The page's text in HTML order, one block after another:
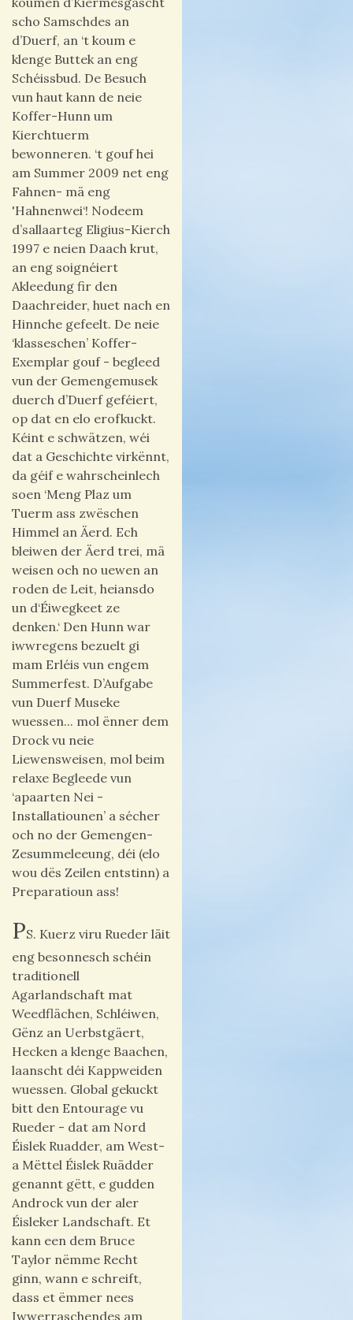
scho Samschdes an
d’Duerf, an ‘t koum e
klenge Buttek an eng
Schéissbud. De Besuch
vun haut kann de neie
Koffer-Hunn um
Kierchtuerm
bewonneren. ‘t gouf hei
am Summer 2009 net eng
Fahnen- mä eng
'Hahnenwei‘! Nodeem
d’sallaarteg Eligius-Kierch
1997 e neien Daach krut,
an eng soignéiert
Akleedung fir den
Daachreider, huet nach en
Hinnche gefeelt. De neie
‘klasseschen’ Koffer-
Exemplar gouf - begleed
vun der Gemengemusek
duerch d’Duerf geféiert,
op dat en elo erofkuckt.
Kéint e schwätzen, wéi
dat a Geschichte virkënnt,
da géif e wahrscheinlech
soen ‘Meng Plaz um
Tuerm ass zwëschen
Himmel an Äerd. Ech
bleiwen der Äerd trei, mä
weisen och no uewen an
roden de Leit, heiansdo
un d‘Éiwegkeet ze
denken.‘ Den Hunn war
iwwregens bezuelt gi
mam Erléis vun engem
Summerfest. D’Aufgabe
vun Duerf Museke
wuessen... mol ënner dem
Drock vu neie
Liewensweisen, mol beim
relaxe Begleede vun
‘apaarten Nei -
Installatiounen’ a sécher
och no der Gemengen-
Zesummeleeung, déi (elo
wou dës Zeilen entstinn) a
Preparatioun ass!
PS. Kuerz viru Rueder läit
eng besonnesch schéin
traditionell
Agarlandschaft mat
Weedflächen, Schléiwen,
Gënz an Uerbstgäert,
Hecken a klenge Baachen,
laanscht déi Kappweiden
wuessen. Global gekuckt
bitt den Entourage vu
Rueder - dat am Nord
Éislek Ruadder, am West-
a Mëttel Éislek Ruädder
genannt gëtt, e gudden
Androck vun der aler
Éisleker Landschaft. Et
kann een dem Bruce
Taylor nëmme Recht
ginn, wann e schreift,
dass et ëmmer nees
Iwwerraschendes am